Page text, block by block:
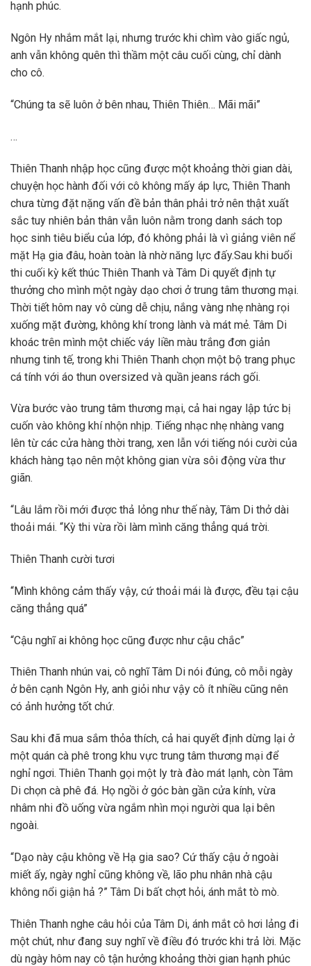
hạnh phúc.
Ngôn Hy nhắm mắt lại, nhưng trước khi chìm vào giấc ngủ,
anh vẫn không quên thì thầm một câu cuối cùng, chỉ dành
cho cô.
“Chúng ta sẽ luôn ở bên nhau, Thiên Thiên… Mãi mãi”
…
Thiên Thanh nhập học cũng được một khoảng thời gian dài,
chuyện học hành đối với cô không mấy áp lực, Thiên Thanh
chưa từng đặt nặng vấn đề bản thân phải trở nên thật xuất
sắc tuy nhiên bản thân vẫn luôn nằm trong danh sách top
học sinh tiêu biểu của lớp, đó không phải là vì giảng viên nể
mặt Hạ gia đâu, hoàn toàn là nhờ năng lực đấy.Sau khi buổi
thi cuối kỳ kết thúc Thiên Thanh và Tâm Di quyết định tự
thưởng cho mình một ngày dạo chơi ở trung tâm thương mại.
Thời tiết hôm nay vô cùng dễ chịu, nắng vàng nhẹ nhàng rọi
xuống mặt đường, không khí trong lành và mát mẻ. Tâm Di
khoác trên mình một chiếc váy liền màu trắng đơn giản
nhưng tinh tế, trong khi Thiên Thanh chọn một bộ trang phục
cá tính với áo thun oversized và quần jeans rách gối.
Vừa bước vào trung tâm thương mại, cả hai ngay lập tức bị
cuốn vào không khí nhộn nhịp. Tiếng nhạc nhẹ nhàng vang
lên từ các cửa hàng thời trang, xen lẫn với tiếng nói cười của
khách hàng tạo nên một không gian vừa sôi động vừa thư
giãn.
“Lâu lắm rồi mới được thả lỏng như thế này, Tâm Di thở dài
thoải mái. “Kỳ thi vừa rồi làm mình căng thẳng quá trời.
Thiên Thanh cười tươi
“Mình không cảm thấy vậy, cứ thoải mái là được, đều tại cậu
căng thẳng quá”
“Cậu nghĩ ai không học cũng được như cậu chắc”
Thiên Thanh nhún vai, cô nghĩ Tâm Di nói đúng, cô mỗi ngày
ở bên cạnh Ngôn Hy, anh giỏi như vậy cô ít nhiều cũng nên
có ảnh hưởng tốt chứ.
Sau khi đã mua sắm thỏa thích, cả hai quyết định dừng lại ở
một quán cà phê trong khu vực trung tâm thương mại để
nghỉ ngơi. Thiên Thanh gọi một ly trà đào mát lạnh, còn Tâm
Di chọn cà phê đá. Họ ngồi ở góc bàn gần cửa kính, vừa
nhâm nhi đồ uống vừa ngắm nhìn mọi người qua lại bên
ngoài.
“Dạo này cậu không về Hạ gia sao? Cứ thấy cậu ở ngoài
miết ấy, ngày nghỉ cũng không về, lão phu nhân nhà cậu
không nổi giận hả ?” Tâm Di bất chợt hỏi, ánh mắt tò mò.
Thiên Thanh nghe câu hỏi của Tâm Di, ánh mắt cô hơi lảng đi
một chút, như đang suy nghĩ về điều đó trước khi trả lời. Mặc
dù ngày hôm nay cô tận hưởng khoảng thời gian hạnh phúc